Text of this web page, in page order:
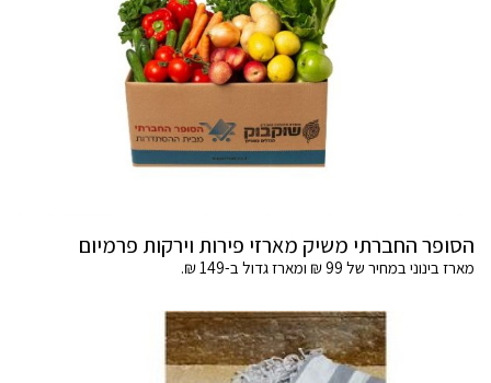
הסופר החברתי משיק מארזי פירות וירקות פרמיום
מארז בינוני במחיר של 99 ₪ ומארז גדול ב-149 ₪.